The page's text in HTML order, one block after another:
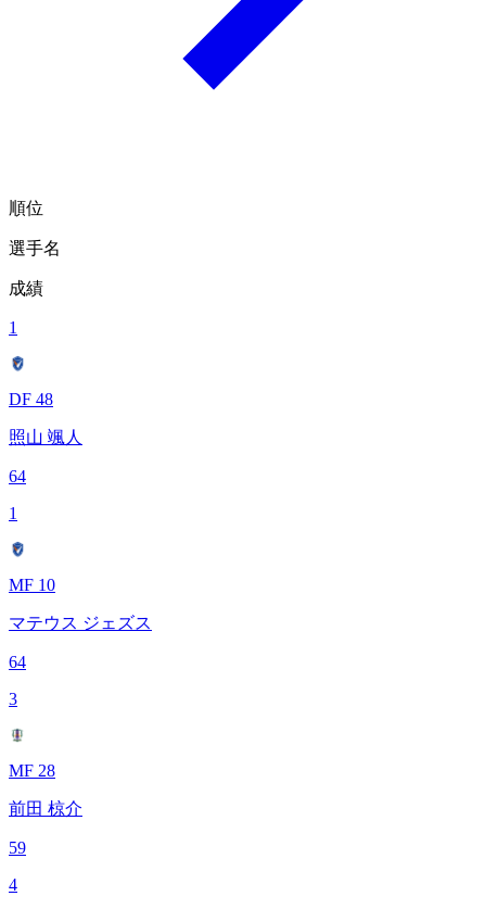
順位
選手名
成績
1
DF 48
照山 颯人
64
1
MF 10
マテウス ジェズス
64
3
MF 28
前田 椋介
59
4